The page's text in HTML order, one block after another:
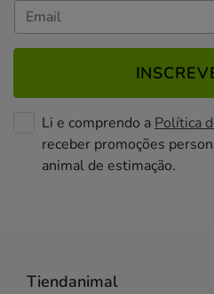
Li e comprendo a Política
receber promoções
animal de estimação.
Tiendanimal